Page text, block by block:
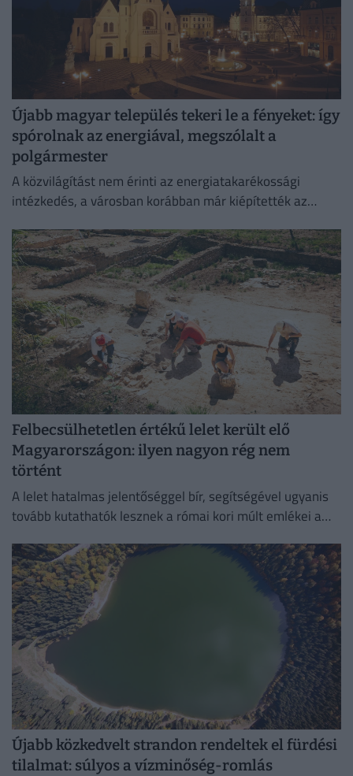
Újabb magyar település tekeri le a fényeket: így
spórolnak az energiával, megszólalt a
polgármester
A közvilágítást nem érinti az energiatakarékossági
intézkedés, a városban korábban már kiépítették az
Felbecsülhetetlen értékű lelet került elő
Magyarországon: ilyen nagyon rég nem
történt
A lelet hatalmas jelentőséggel bír, segítségével ugyanis
tovább kutathatók lesznek a római kori múlt emlékei a
Újabb közkedvelt strandon rendeltek el fürdési
tilalmat: súlyos a vízminőség-romlás